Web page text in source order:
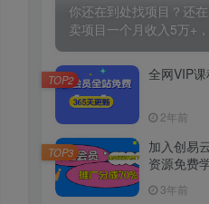
你还在到处找项目？还
卖项目一个月收入5万+
全网VIP
2年前
TOP2
加入创易
资源免费
3年前
TOP3